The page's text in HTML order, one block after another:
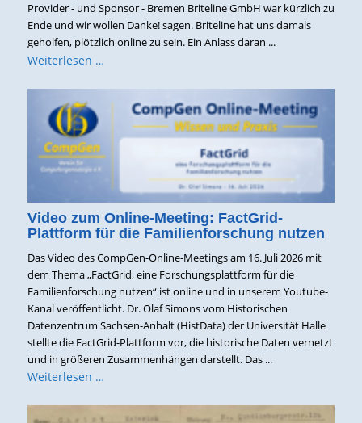
Provider - und Sponsor - Bremen Briteline GmbH war kürzlich zu
Ende und wir wollen Danke! sagen. Briteline hat uns damals
geholfen, plötzlich online zu sein. Ein Anlass daran ...
Weiterlesen …
Video zum Online-Meeting: FactGrid-
Plattform für die Familienforschung nutzen
Das Video des CompGen-Online-Meetings am 16. Juli 2026 mit
dem Thema „FactGrid, eine Forschungsplattform für die
Familienforschung nutzen“ ist online und in unserem Youtube-
Kanal veröffentlicht. Dr. Olaf Simons vom Historischen
Datenzentrum Sachsen-Anhalt (HistData) der Universität Halle
stellte die FactGrid-Plattform vor, die historische Daten vernetzt
und in größeren Zusammenhängen darstellt. Das ...
Weiterlesen …